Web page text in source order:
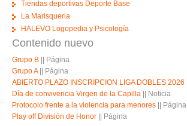
Tiendas deportivas Deporte Base
La Marisqueria
HALEVO Logopedia y Psicología
Contenido nuevo
Grupo B
Página
Grupo A
Página
ABIERTO PLAZO INSCRIPCION LIGA DOBLES 2026
Día de convivencia Virgen de la Capilla
Noticia
Protocolo frente a la violencia para menores
Página
Play off División de Honor
Página